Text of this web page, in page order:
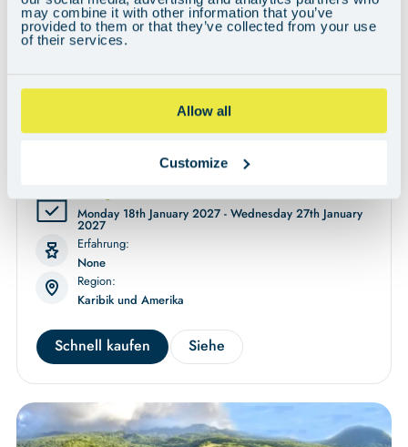
may combine it with other information that you’ve
provided to them or that they’ve collected from your use
of their services.
Allow all
Customize
Karibik – von der stillen Schönheit Mustiques bis zu leuchtenden
Riffen und dem Schwimmen mit Schildkröten in den Tobago Cays.
weißen Sandstränden, korallenreichen Buchten und kleinen, vom
Meer geprägten Gemeinschaften. Warme Passatwinde sorgen für
großartiges Segeln, und dank kurzer Passagen zwischen Inseln und
Segelreviere der Welt gilt.
Monday 18th January 2027 - Wednesday 27th January
2027
Erfahrung:
None
Region:
Karibik und Amerika
Schnell kaufen Siehe